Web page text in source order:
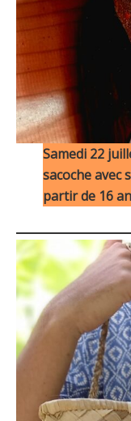
Samedi 22
sacoche avec
partir de 16